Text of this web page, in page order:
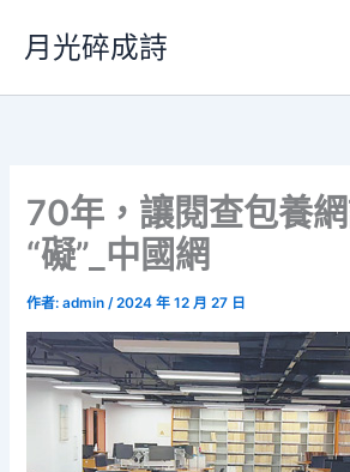
要
月光碎成詩
70年，讓閱查包養
“礙”_中國網
作者:admin/2024 年 12 月 27 日